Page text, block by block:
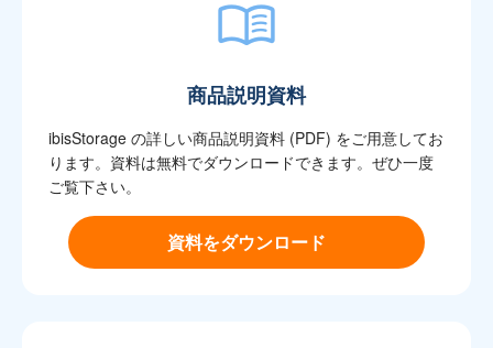
商品説明資料
ibisStorage の詳しい商品説明資料 (PDF) をご用意してお
ります。資料は無料でダウンロードできます。ぜひ一度
ご覧下さい。
資料をダウンロード